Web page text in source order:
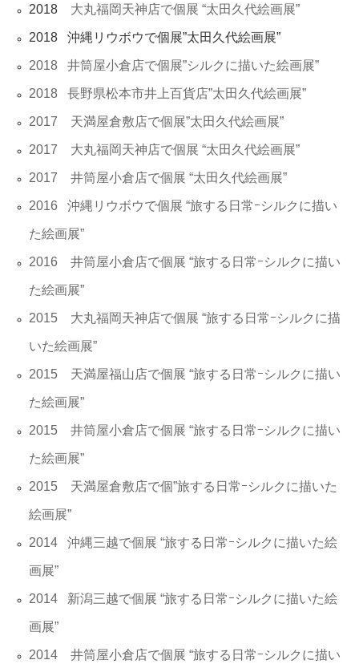
2018 大丸福岡天神店で個展 “太田久代絵画展”
2018 沖縄リウボウで個展”太田久代絵画展”
2018 井筒屋小倉店で個展”シルクに描いた絵画展”
2018 長野県松本市井上百貨店”太田久代絵画展”
2017 天満屋倉敷店で個展”太田久代絵画展”
2017 大丸福岡天神店で個展 “太田久代絵画展”
2017 井筒屋小倉店で個展 “太田久代絵画展”
2016 沖縄リウボウで個展 “旅する日常ｰシルクに描い
た絵画展”
2016 井筒屋小倉店で個展 “旅する日常ｰシルクに描い
た絵画展”
2015 大丸福岡天神店で個展 “旅する日常ｰシルクに描
いた絵画展”
2015 天満屋福山店で個展 “旅する日常ｰシルクに描い
た絵画展”
2015 井筒屋小倉店で個展 “旅する日常ｰシルクに描い
た絵画展”
2015 天満屋倉敷店で個”旅する日常ｰシルクに描いた
絵画展”
2014 沖縄三越で個展 “旅する日常ｰシルクに描いた絵
画展”
2014 新潟三越で個展 “旅する日常ｰシルクに描いた絵
画展”
2014 井筒屋小倉店で個展 “旅する日常ｰシルクに描い